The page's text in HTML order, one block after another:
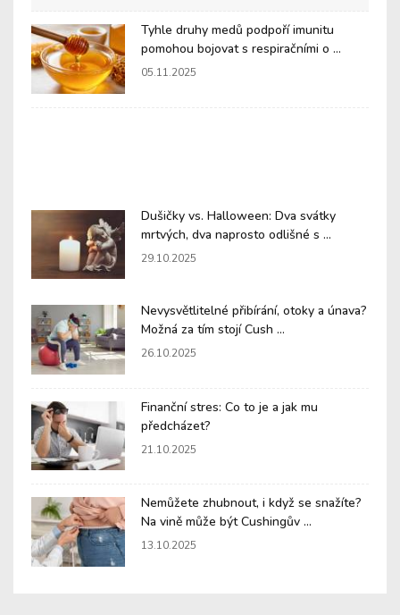
Tyhle druhy medů podpoří imunitu
pomohou bojovat s respiračními o ...
05.11.2025
Dušičky vs. Halloween: Dva svátky
mrtvých, dva naprosto odlišné s ...
29.10.2025
Nevysvětlitelné přibírání, otoky a únava?
Možná za tím stojí Cush ...
26.10.2025
Finanční stres: Co to je a jak mu
předcházet?
21.10.2025
Nemůžete zhubnout, i když se snažíte?
Na vině může být Cushingův ...
13.10.2025